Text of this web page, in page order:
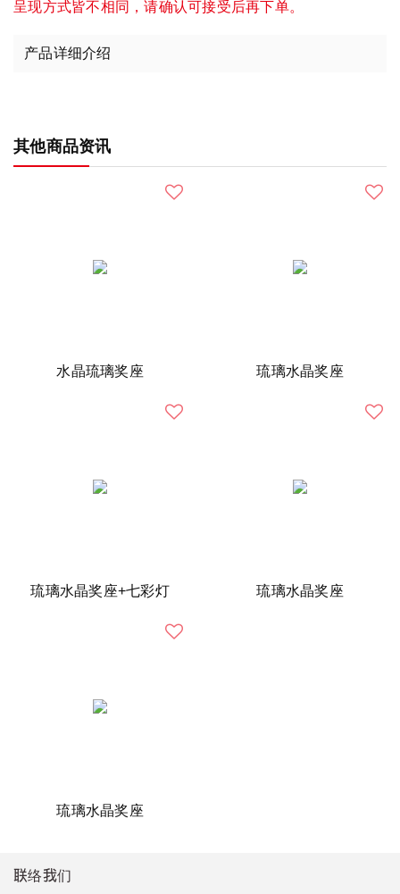
呈现方式皆不相同，请确认可接受后再下单。
产品详细介绍
其他商品资讯
水晶琉璃奖座 琉璃水晶奖座
琉璃水晶奖座+七彩灯 琉璃水晶奖座
琉璃水晶奖座
联络我们